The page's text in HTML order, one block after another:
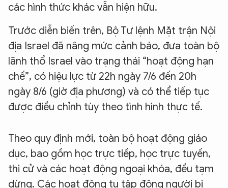
các hình thức khác vẫn hiện hữu.
Trước diễn biến trên, Bộ Tư lệnh Mặt trận Nội
địa Israel đã nâng mức cảnh báo, đưa toàn bộ
lãnh thổ Israel vào trạng thái “hoạt động hạn
chế”, có hiệu lực từ 22h ngày 7/6 đến 20h
ngày 8/6 (giờ địa phương) và có thể tiếp tục
được điều chỉnh tùy theo tình hình thực tế.
Theo quy định mới, toàn bộ hoạt động giáo
dục, bao gồm học trực tiếp, học trực tuyến,
thi cử và các hoạt động ngoại khóa, đều tạm
dừng. Các hoạt động tụ tập đông người bị